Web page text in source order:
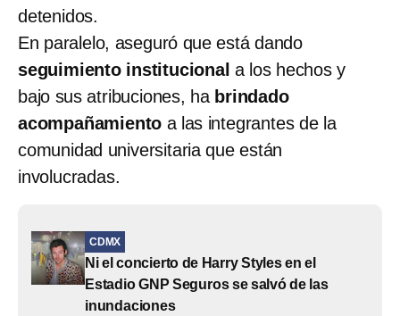
detenidos.
En paralelo, aseguró que está dando
seguimiento institucional a los hechos y
bajo sus atribuciones, ha brindado
acompañamiento a las integrantes de la
comunidad universitaria que están
involucradas.
CDMX
Ni el concierto de Harry Styles en el
Estadio GNP Seguros se salvó de las
inundaciones